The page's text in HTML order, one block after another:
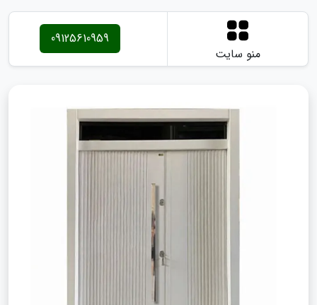
منو سایت
09125610959